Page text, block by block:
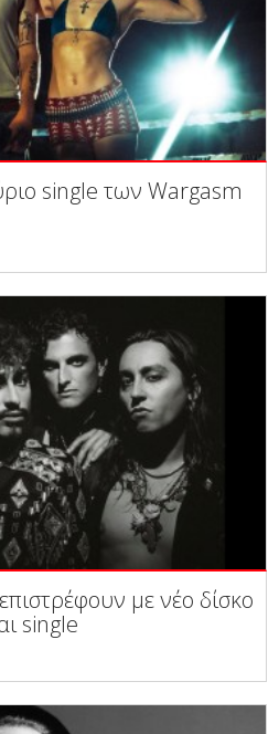
single των Wargasm
με νέο δίσκο
single